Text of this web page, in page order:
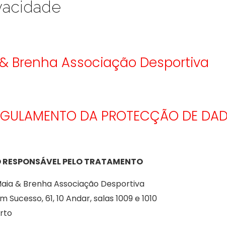
Brenha Associação Desportiva
DA PROTECÇÃO DE
PELO TRATAMENTO
& Brenha Associação Desportiva
Sucesso, 61, 10 Andar, salas 1009 e 1010